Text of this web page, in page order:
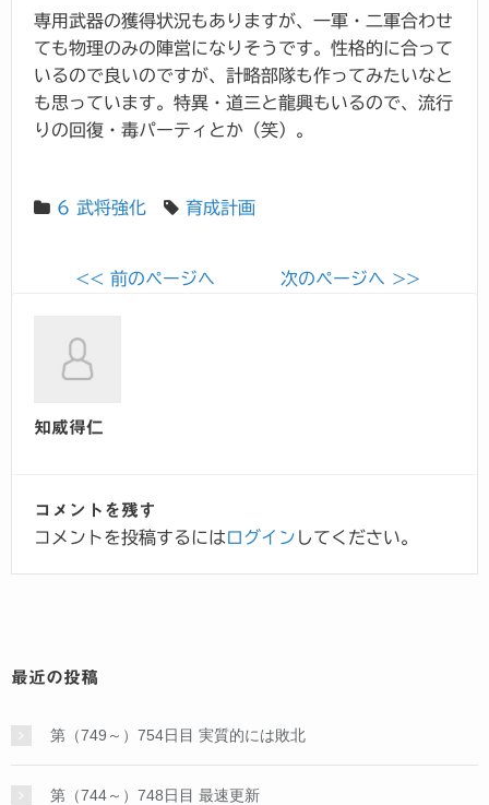
専用武器の獲得状況もありますが、一軍・二軍合わせ
ても物理のみの陣営になりそうです。性格的に合って
いるので良いのですが、計略部隊も作ってみたいなと
も思っています。特異・道三と龍興もいるので、流行
りの回復・毒パーティとか（笑）。
6 武将強化 育成計画
<< 前のページへ 次のページへ >>
知威得仁
コメントを残す
コメントを投稿するにはログイン してください。
最近の投稿
第（749～）754日目 実質的には敗北
第（744～）748日目 最速更新